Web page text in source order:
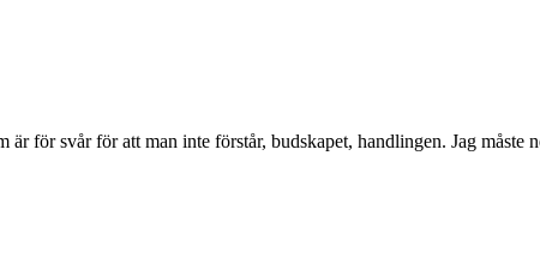
för svår för att man inte förstår, budskapet, handlingen. Jag